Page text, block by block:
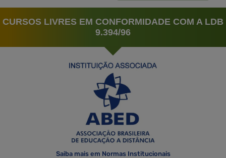
CURSOS LIVRES EM CONFORMIDADE COM A LDB
9.394/96
Saiba mais em Normas Institucionais